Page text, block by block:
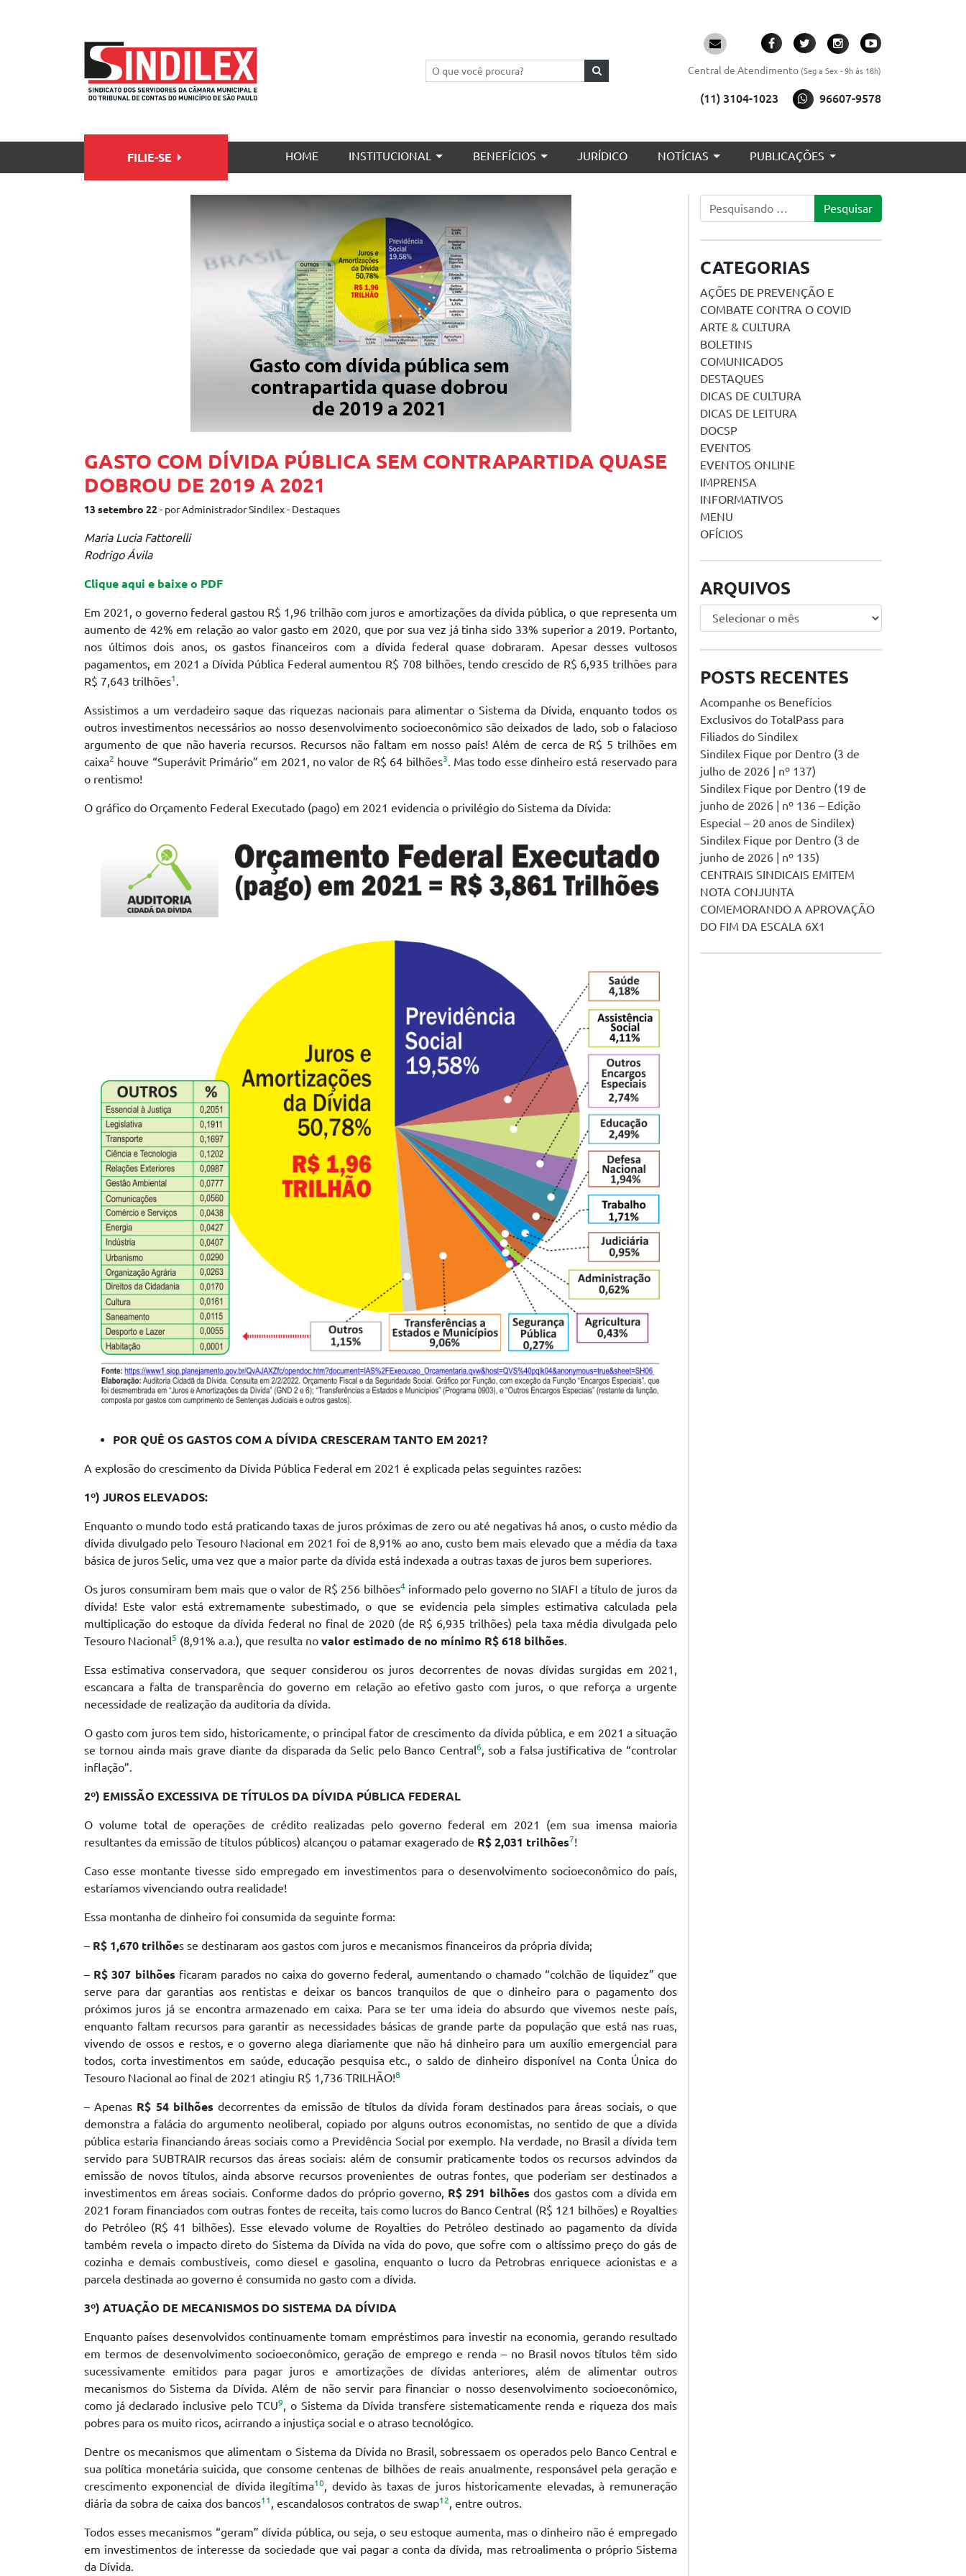
Pesquisar Central de Atendimento (Seg a Sex - 9h às 18h)
(11) 3104-1023 96607-9578
FILIE-SE HOME INSTITUCIONAL BENEFÍCIOS JURÍDICO NOTÍCIAS PUBLICAÇÕES
GASTO COM DÍVIDA PÚBLICA SEM CONTRAPARTIDA QUASE
DOBROU DE 2019 A 2021
13 setembro 22- por Administrador Sindilex - Destaques
Maria Lucia Fattorelli
Rodrigo Ávila
Clique aqui e baixe o PDF
Em 2021, o governo federal gastou R$ 1,96 trilhão com juros e amortizações da dívida pública, o que representa um
aumento de 42% em relação ao valor gasto em 2020, que por sua vez já tinha sido 33% superior a 2019. Portanto,
nos últimos dois anos, os gastos financeiros com a dívida federal quase dobraram. Apesar desses vultosos
pagamentos, em 2021 a Dívida Pública Federal aumentou R$ 708 bilhões, tendo crescido de R$ 6,935 trilhões para
R$ 7,643 trilhões1 .
Assistimos a um verdadeiro saque das riquezas nacionais para alimentar o Sistema da Dívida, enquanto todos os
outros investimentos necessários ao nosso desenvolvimento socioeconômico são deixados de lado, sob o falacioso
argumento de que não haveria recursos. Recursos não faltam em nosso país! Além de cerca de R$ 5 trilhões em
caixa2 houve “Superávit Primário” em 2021, no valor de R$ 64 bilhões3. Mas todo esse dinheiro está reservado para
o rentismo!
O gráfico do Orçamento Federal Executado (pago) em 2021 evidencia o privilégio do Sistema da Dívida:
POR QUÊ OS GASTOS COM A DÍVIDA CRESCERAM TANTO EM 2021?
A explosão do crescimento da Dívida Pública Federal em 2021 é explicada pelas seguintes razões:
1º) JUROS ELEVADOS:
Enquanto o mundo todo está praticando taxas de juros próximas de zero ou até negativas há anos, o custo médio da
dívida divulgado pelo Tesouro Nacional em 2021 foi de 8,91% ao ano, custo bem mais elevado que a média da taxa
básica de juros Selic, uma vez que a maior parte da dívida está indexada a outras taxas de juros bem superiores.
Os juros consumiram bem mais que o valor de R$ 256 bilhões4informado pelo governo no SIAFI a título de juros da
dívida! Este valor está extremamente subestimado, o que se evidencia pela simples estimativa calculada pela
multiplicação do estoque da dívida federal no final de 2020 (de R$ 6,935 trilhões) pela taxa média divulgada pelo
Tesouro Nacional5 (8,91% a.a.), que resulta no valor estimado de no mínimo R$ 618 bilhões.
Essa estimativa conservadora, que sequer considerou os juros decorrentes de novas dívidas surgidas em 2021,
escancara a falta de transparência do governo em relação ao efetivo gasto com juros, o que reforça a urgente
necessidade de realização da auditoria da dívida.
O gasto com juros tem sido, historicamente, o principal fator de crescimento da dívida pública, e em 2021 a situação
se tornou ainda mais grave diante da disparada da Selic pelo Banco Central6, sob a falsa justificativa de “controlar
inflação”.
2º) EMISSÃO EXCESSIVA DE TÍTULOS DA DÍVIDA PÚBLICA FEDERAL
O volume total de operações de crédito realizadas pelo governo federal em 2021 (em sua imensa maioria
resultantes da emissão de títulos públicos) alcançou o patamar exagerado de R$ 2,031 trilhões7!
Caso esse montante tivesse sido empregado em investimentos para o desenvolvimento socioeconômico do país,
estaríamos vivenciando outra realidade!
Essa montanha de dinheiro foi consumida da seguinte forma:
– R$ 1,670 trilhões se destinaram aos gastos com juros e mecanismos financeiros da própria dívida;
– R$ 307 bilhões ficaram parados no caixa do governo federal, aumentando o chamado “colchão de liquidez” que
serve para dar garantias aos rentistas e deixar os bancos tranquilos de que o dinheiro para o pagamento dos
próximos juros já se encontra armazenado em caixa. Para se ter uma ideia do absurdo que vivemos neste país,
enquanto faltam recursos para garantir as necessidades básicas de grande parte da população que está nas ruas,
vivendo de ossos e restos, e o governo alega diariamente que não há dinheiro para um auxílio emergencial para
todos, corta investimentos em saúde, educação pesquisa etc., o saldo de dinheiro disponível na Conta Única do
Tesouro Nacional ao final de 2021 atingiu R$ 1,736 TRILHÃO!8
– Apenas R$ 54 bilhões decorrentes da emissão de títulos da dívida foram destinados para áreas sociais, o que
demonstra a falácia do argumento neoliberal, copiado por alguns outros economistas, no sentido de que a dívida
pública estaria financiando áreas sociais como a Previdência Social por exemplo. Na verdade, no Brasil a dívida tem
servido para SUBTRAIR recursos das áreas sociais: além de consumir praticamente todos os recursos advindos da
emissão de novos títulos, ainda absorve recursos provenientes de outras fontes, que poderiam ser destinados a
investimentos em áreas sociais. Conforme dados do próprio governo, R$ 291 bilhões dos gastos com a dívida em
2021 foram financiados com outras fontes de receita, tais como lucros do Banco Central (R$ 121 bilhões) e Royalties
do Petróleo (R$ 41 bilhões). Esse elevado volume de Royalties do Petróleo destinado ao pagamento da dívida
também revela o impacto direto do Sistema da Dívida na vida do povo, que sofre com o altíssimo preço do gás de
cozinha e demais combustíveis, como diesel e gasolina, enquanto o lucro da Petrobras enriquece acionistas e a
parcela destinada ao governo é consumida no gasto com a dívida.
3º) ATUAÇÃO DE MECANISMOS DO SISTEMA DA DÍVIDA
Enquanto países desenvolvidos continuamente tomam empréstimos para investir na economia, gerando resultado
em termos de desenvolvimento socioeconômico, geração de emprego e renda – no Brasil novos títulos têm sido
sucessivamente emitidos para pagar juros e amortizações de dívidas anteriores, além de alimentar outros
mecanismos do Sistema da Dívida. Além de não servir para financiar o nosso desenvolvimento socioeconômico,
como já declarado inclusive pelo TCU9, o Sistema da Dívida transfere sistematicamente renda e riqueza dos mais
pobres para os muito ricos, acirrando a injustiça social e o atraso tecnológico.
Dentre os mecanismos que alimentam o Sistema da Dívida no Brasil, sobressaem os operados pelo Banco Central e
sua política monetária suicida, que consome centenas de bilhões de reais anualmente, responsável pela geração e
crescimento exponencial de dívida ilegítima10, devido às taxas de juros historicamente elevadas, à remuneração
diária da sobra de caixa dos bancos11 , escandalosos contratos de swap12, entre outros.
Todos esses mecanismos “geram” dívida pública, ou seja, o seu estoque aumenta, mas o dinheiro não é empregado
em investimentos de interesse da sociedade que vai pagar a conta da dívida, mas retroalimenta o próprio Sistema
da Dívida.
Pesquisar
CATEGORIAS
AÇÕES DE PREVENÇÃO E
COMBATE CONTRA O COVID
ARTE & CULTURA
BOLETINS
COMUNICADOS
DESTAQUES
DICAS DE CULTURA
DICAS DE LEITURA
DOCSP
EVENTOS
EVENTOS ONLINE
IMPRENSA
INFORMATIVOS
MENU
OFÍCIOS
ARQUIVOS
Arquivos
POSTS RECENTES
Acompanhe os Benefícios
Exclusivos do TotalPass para
Filiados do Sindilex
Sindilex Fique por Dentro (3 de
julho de 2026 | nº 137)
Sindilex Fique por Dentro (19 de
junho de 2026 | nº 136 – Edição
Especial – 20 anos de Sindilex)
Sindilex Fique por Dentro (3 de
junho de 2026 | nº 135)
CENTRAIS SINDICAIS EMITEM
NOTA CONJUNTA
COMEMORANDO A APROVAÇÃO
DO FIM DA ESCALA 6X1